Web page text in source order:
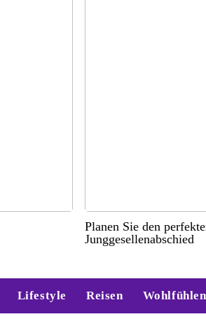
Planen Sie den
Junggesellenabschied
Lifestyle Reisen Wohlfühlen